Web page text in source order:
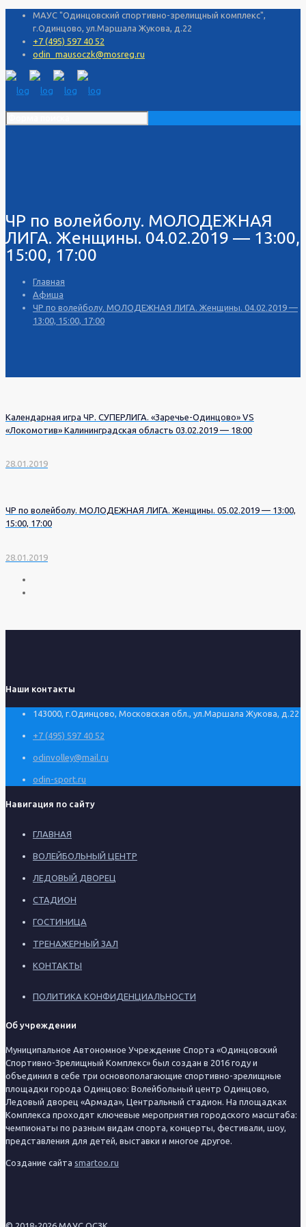
МАУС "Одинцовский спортивно-зрелищный комплекс",
г.Одинцово, ул.Маршала Жукова, д.22
+7 (495) 597 40 52
odin_mausoczk@mosreg.ru
ЧР по волейболу. МОЛОДЕЖНАЯ
ЛИГА. Женщины. 04.02.2019 — 13:00,
15:00, 17:00
Главная
Афиша
ЧР по волейболу. МОЛОДЕЖНАЯ ЛИГА. Женщины. 04.02.2019 —
13:00, 15:00, 17:00
Календарная игра ЧР. СУПЕРЛИГА. «Заречье-Одинцово» VS
«Локомотив» Калининградская область 03.02.2019 — 18:00
28.01.2019
ЧР по волейболу. МОЛОДЕЖНАЯ ЛИГА. Женщины. 05.02.2019 — 13:00,
15:00, 17:00
28.01.2019
Наши контакты
143000, г.Одинцово, Московская обл., ул.Маршала Жукова, д.22
+7 (495) 597 40 52
odinvolley@mail.ru
odin-sport.ru
Навигация по сайту
ГЛАВНАЯ
ВОЛЕЙБОЛЬНЫЙ ЦЕНТР
ЛЕДОВЫЙ ДВОРЕЦ
СТАДИОН
ГОСТИНИЦА
ТРЕНАЖЕРНЫЙ ЗАЛ
КОНТАКТЫ
ПОЛИТИКА КОНФИДЕНЦИАЛЬНОСТИ
Об учреждении
Муниципальное Автономное Учреждение Спорта «Одинцовский
Спортивно-Зрелищный Комплекс» был создан в 2016 году и
объединил в себе три основополагающие спортивно-зрелищные
площадки города Одинцово: Волейбольный центр Одинцово,
Ледовый дворец «Армада», Центральный стадион. На площадках
Комплекса проходят ключевые мероприятия городского масштаба:
чемпионаты по разным видам спорта, концерты, фестивали, шоу,
представления для детей, выставки и многое другое.
Создание сайта smartoo.ru